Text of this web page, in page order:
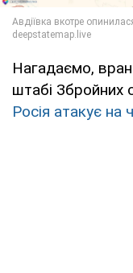
Нагадаємо,
штабі Збройних
Росія атакує на